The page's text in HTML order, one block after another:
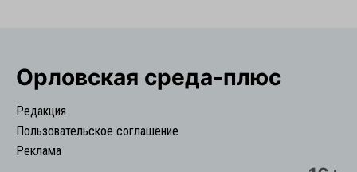
Орловская cреда-плюс
Редакция
Пользовательское соглашение
Реклама